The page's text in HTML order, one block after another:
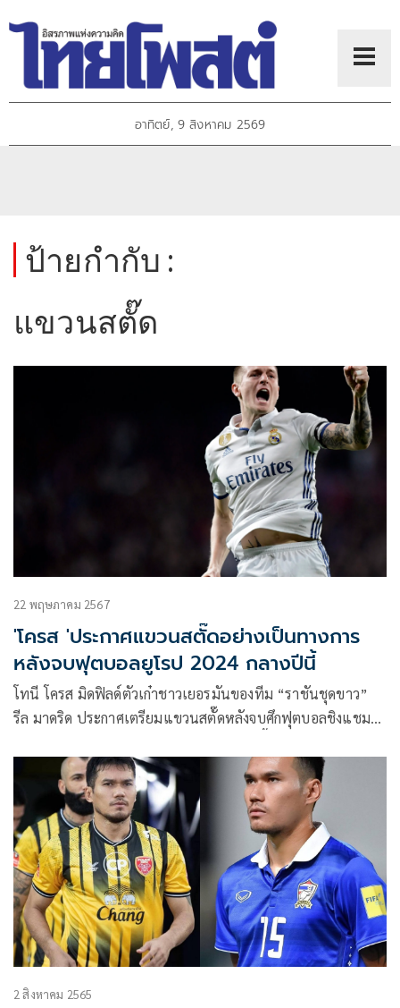
อาทิตย์, 9 สิงหาคม 2569
ป้ายกำกับ :
แขวนสตั๊ด
22 พฤษภาคม 2567
'โครส 'ประกาศแขวนสตั๊ดอย่างเป็นทางการ
หลังจบฟุตบอลยูโรป 2024 กลางปีนี้
โทนี โครส มิดฟิลด์ตัวเก๋าชาวเยอรมันของทีม “ราชันชุดขาว”
รีล มาดริด ประกาศเตรียมแขวนสตั๊ดหลังจบศึกฟุตบอลชิงแชมป์
2 สิงหาคม 2565